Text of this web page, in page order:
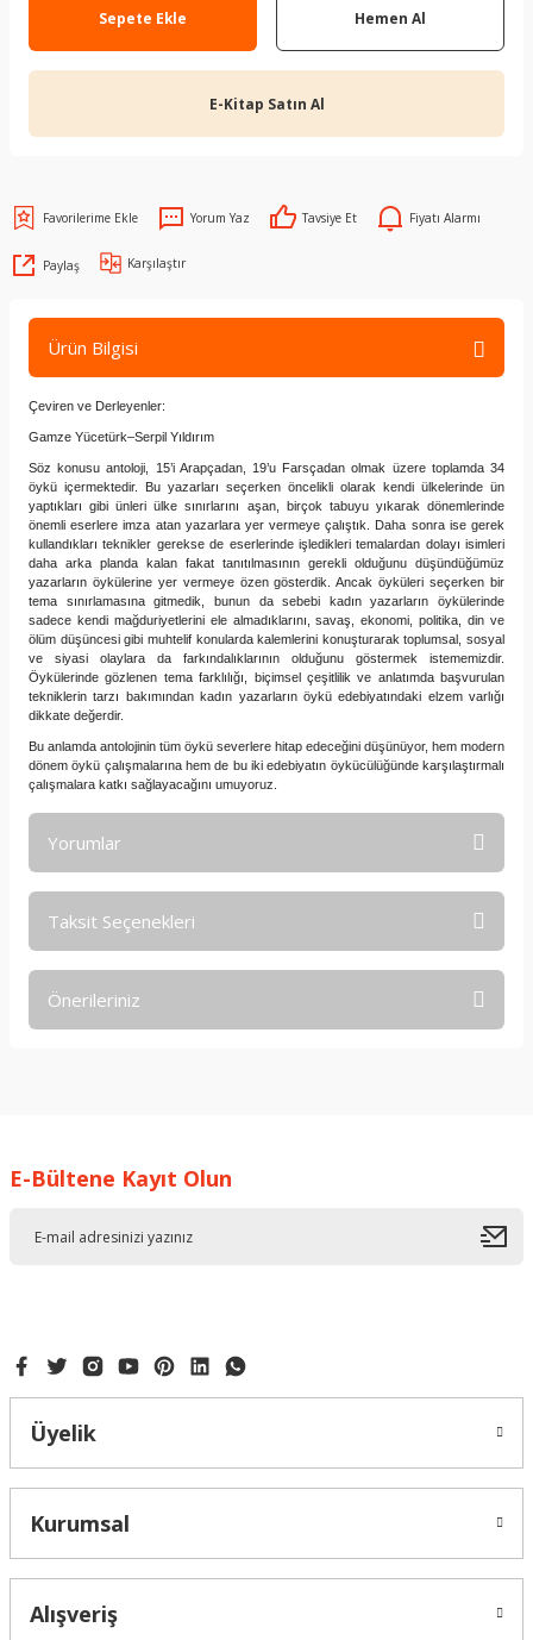
Sepete Ekle Hemen Al
E-Kitap Satın Al
Yorum Yaz Tavsiye Et Fiyatı Alarmı
Paylaş Karşılaştır
Ürün Bilgisi
Çeviren ve Derleyenler:
Gamze Yücetürk–Serpil Yıldırım
Söz konusu antoloji, 15’i Arapçadan, 19’u Farsçadan olmak üzere toplamda 34
öykü içermektedir. Bu yazarları seçerken öncelikli olarak kendi ülkelerinde ün
yaptıkları gibi ünleri ülke sınırlarını aşan, birçok tabuyu yıkarak dönemlerinde
önemli eserlere imza atan yazarlara yer vermeye çalıştık. Daha sonra ise gerek
kullandıkları teknikler gerekse de eserlerinde işledikleri temalardan dolayı isimleri
daha arka planda kalan fakat tanıtılmasının gerekli olduğunu düşündüğümüz
yazarların öykülerine yer vermeye özen gösterdik. Ancak öyküleri seçerken bir
tema sınırlamasına gitmedik, bunun da sebebi kadın yazarların öykülerinde
sadece kendi mağduriyetlerini ele almadıklarını, savaş, ekonomi, politika, din ve
ölüm düşüncesi gibi muhtelif konularda kalemlerini konuşturarak toplumsal, sosyal
ve siyasi olaylara da farkındalıklarının olduğunu göstermek istememizdir.
Öykülerinde gözlenen tema farklılığı, biçimsel çeşitlilik ve anlatımda başvurulan
tekniklerin tarzı bakımından kadın yazarların öykü edebiyatındaki elzem varlığı
dikkate değerdir.
Bu anlamda antolojinin tüm öykü severlere hitap edeceğini düşünüyor, hem modern
dönem öykü çalışmalarına hem de bu iki edebiyatın öykücülüğünde karşılaştırmalı
çalışmalara katkı sağlayacağını umuyoruz.
Yorumlar
Taksit Seçenekleri
Önerileriniz
Ürün resmi kalitesiz, bozuk veya görüntülenemiyor.
E-Bültene Kayıt Olun
Üyelik
Kurumsal
Alışveriş